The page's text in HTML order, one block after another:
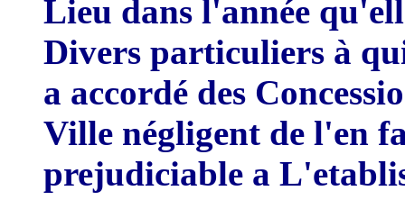
Lieu dans l'année
Divers particuliers à qu
a accordé des
Ville négligent de l'en
prejudiciable a L'